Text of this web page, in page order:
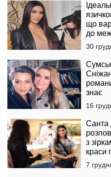
що
до
30
знає
16
Санта
з
краси
7